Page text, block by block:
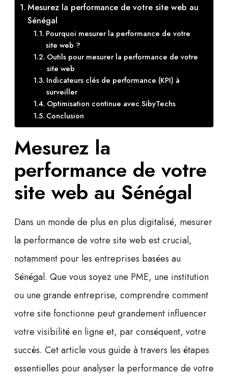
Mesurez la performance de votre site web au
Sénégal
Pourquoi mesurer la performance de votre
site web ?
Outils pour mesurer la performance de votre
site web
Indicateurs clés de performance (KPI) à
surveiller
Optimisation continue avec SibyTechs
Conclusion
Mesurez la
performance de votre
site web au Sénégal
Dans un monde de plus en plus digitalisé, mesurer
la performance de votre site web est crucial,
notamment pour les entreprises basées au
Sénégal. Que vous soyez une PME, une institution
ou une grande entreprise, comprendre comment
votre site fonctionne peut grandement influencer
votre visibilité en ligne et, par conséquent, votre
succès. Cet article vous guide à travers les étapes
essentielles pour analyser la performance de votre